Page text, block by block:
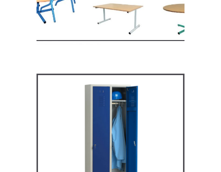
ARV2P – Vestiaire industrie